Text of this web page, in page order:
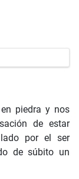
piedra y nos
de estar
por el ser
de súbito un